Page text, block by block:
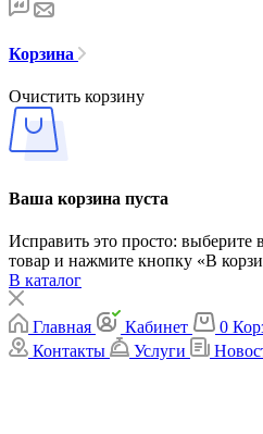
Корзина
Очистить корзину
Ваша корзина пуста
Исправить это просто: выберите
товар и нажмите кнопку «В
В каталог
Главная Кабинет 0
Контакты
Услуги